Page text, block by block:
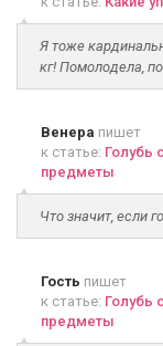
Я тоже
кг! Помолодела,
Венера пишет
к статье: Голубь
предметы
Что значит, если
Гость пишет
к статье: Голубь
предметы